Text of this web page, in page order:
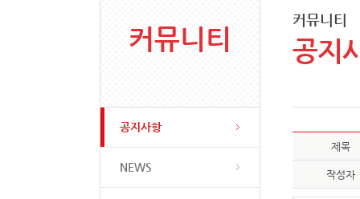
커뮤니티
공지사항
NEWS
커뮤니티
공지
제목
작성자